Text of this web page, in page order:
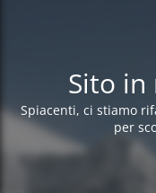
Sito
Spiacenti, ci stiamo
per